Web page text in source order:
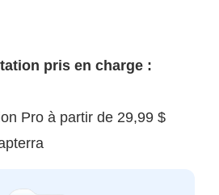
pris en charge :
Pro à partir de 29,99 $